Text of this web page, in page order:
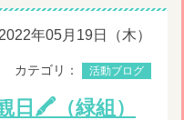
2022年05月19日（木）
カテゴリ： 活動ブログ
日🖍（緑組）